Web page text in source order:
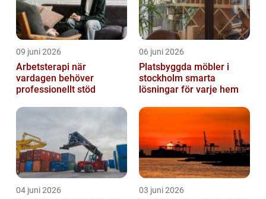
09 juni 2026
Arbetsterapi när
vardagen behöver
professionellt stöd
06 juni 2026
Platsbyggda möbler i
stockholm smarta
lösningar för varje hem
04 juni 2026 03 juni 2026